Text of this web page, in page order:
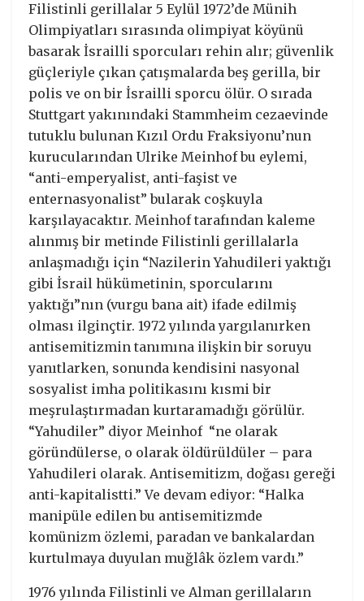
Filistinli gerillalar 5 Eylül 1972’de Münih
Olimpiyatları sırasında olimpiyat köyünü
basarak İsrailli sporcuları rehin alır; güvenlik
güçleriyle çıkan çatışmalarda beş gerilla, bir
polis ve on bir İsrailli sporcu ölür. O sırada
Stuttgart yakınındaki Stammheim cezaevinde
tutuklu bulunan Kızıl Ordu Fraksiyonu’nun
kurucularından Ulrike Meinhof bu eylemi,
“anti-emperyalist, anti-faşist ve
enternasyonalist” bularak coşkuyla
karşılayacaktır. Meinhof tarafından kaleme
alınmış bir metinde Filistinli gerillalarla
anlaşmadığı için “Nazilerin Yahudileri yaktığı
gibi İsrail hükümetinin, sporcularını
yaktığı”nın (vurgu bana ait) ifade edilmiş
olması ilginçtir. 1972 yılında yargılanırken
antisemitizmin tanımına ilişkin bir soruyu
yanıtlarken, sonunda kendisini nasyonal
sosyalist imha politikasını kısmi bir
meşrulaştırmadan kurtaramadığı görülür.
“Yahudiler” diyor Meinhof “ne olarak
göründülerse, o olarak öldürüldüler – para
Yahudileri olarak. Antisemitizm, doğası gereği
anti-kapitalistti.” Ve devam ediyor: “Halka
manipüle edilen bu antisemitizmde
komünizm özlemi, paradan ve bankalardan
kurtulmaya duyulan muğlâk özlem vardı.”
1976 yılında Filistinli ve Alman gerillaların